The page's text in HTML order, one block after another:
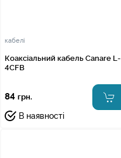
кабелі
Коаксіальний кабель Canare L-
4CFB
84 грн.
В наявності